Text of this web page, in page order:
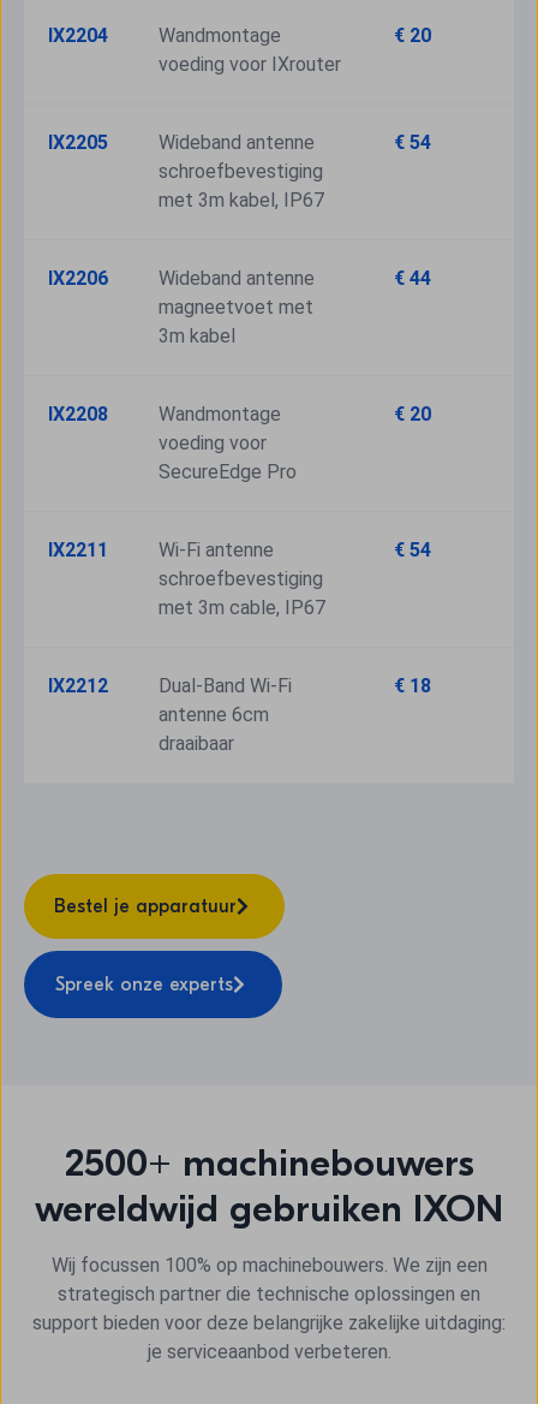
IX2204
Wandmontage
voeding voor IXrouter
€ 20
IX2205
Wideband antenne
schroefbevestiging
met 3m kabel, IP67
€ 54
IX2206
Wideband antenne
magneetvoet met
3m kabel
€ 44
IX2208
Wandmontage
voeding voor
SecureEdge Pro
€ 20
IX2211
Wi-Fi antenne
schroefbevestiging
met 3m cable, IP67
€ 54
IX2212
Dual-Band Wi-Fi
antenne 6cm
draaibaar
€ 18
Bestel je apparatuur
Spreek onze experts
2500+ machinebouwers
wereldwijd gebruiken IXON
Wij focussen 100% op machinebouwers. We zijn een
strategisch partner die technische oplossingen en
support bieden voor deze belangrijke zakelijke uitdaging:
je serviceaanbod verbeteren.